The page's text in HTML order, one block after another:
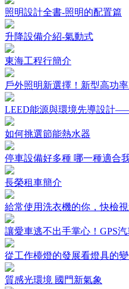
照明設計全書-照明的配置篇
升降設備介紹-氣動式
東海工程行簡介
戶外照明新選擇！新型高功
LEED能源與環境先導設計
如何挑選節能熱水器
停車設備好多種 哪一種適合
長榮租車簡介
給常使用洗衣機的你，快檢視
讓愛車逃不出手掌心！GPS
從工作檯燈的發展看燈具的
質感光環境 國門新氣象